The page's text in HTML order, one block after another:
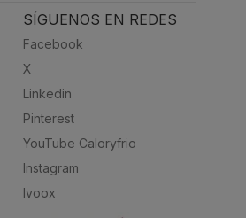
SÍGUENOS EN REDES
Facebook
X
Linkedin
Pinterest
YouTube Caloryfrio
Instagram
Ivoox